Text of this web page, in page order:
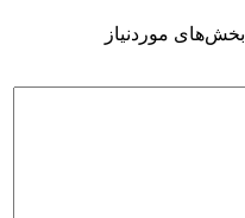
بخش‌های موردنیاز